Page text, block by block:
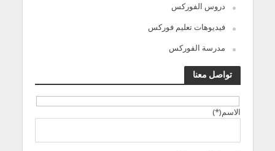
دروس الفوركس
فيديوهات تعليم فوركس
مدرسة الفوركس
تواصل معنا
الاسم(*)